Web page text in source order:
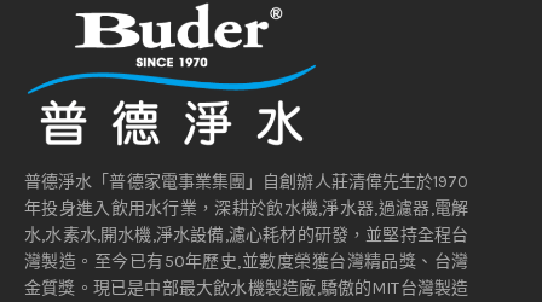
普德淨水「普德家電事業集團」自創辦人莊清偉先生於1970
年投身進入飲用水行業，深耕於飲水機,淨水器,過濾器,電解
水,水素水,開水機,淨水設備,濾心耗材的研發，並堅持全程台
灣製造。至今已有50年歷史,並數度榮獲台灣精品獎、台灣
金質獎。現已是中部最大飲水機製造廠,驕傲的MIT台灣製造